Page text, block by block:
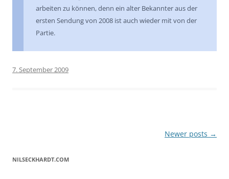
arbeiten zu können, denn ein alter Bekannter aus der
ersten Sendung von 2008 ist auch wieder mit von der
Partie.
7. September 2009
Newer posts →
NILSECKHARDT.COM